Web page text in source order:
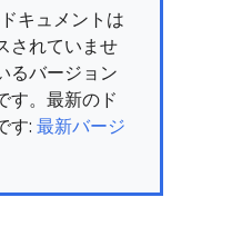
キュメントは
されていませ
るバージョン
す。最新のド
す: 最新バージ